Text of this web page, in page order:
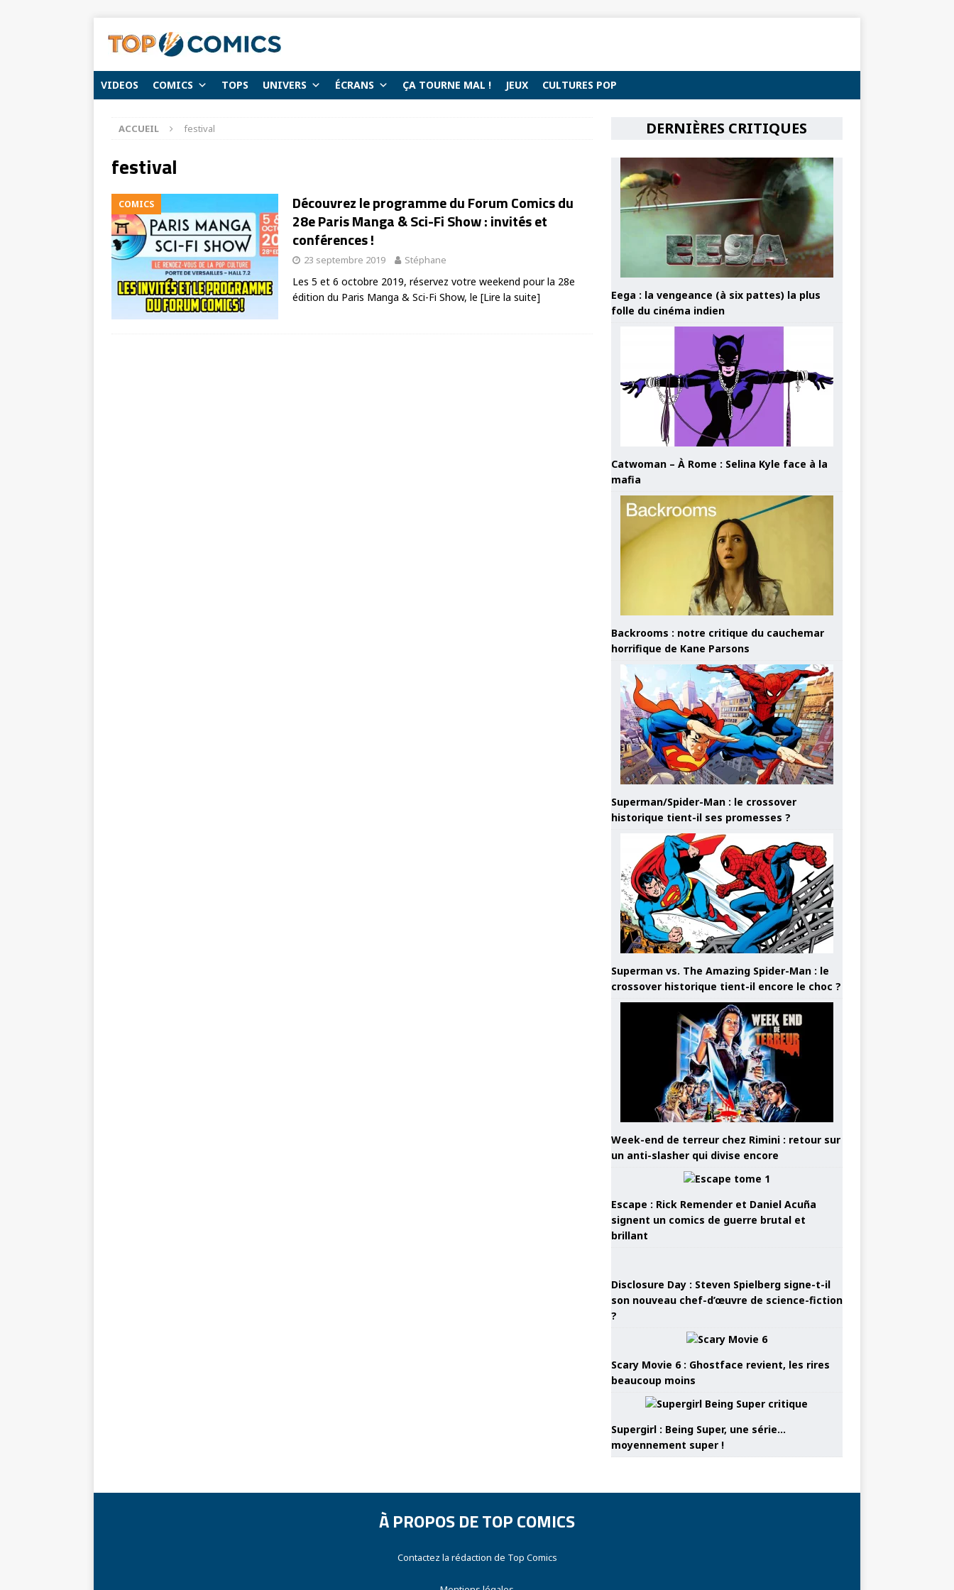
VIDEOS COMICS TOPS UNIVERS ÉCRANS ÇA TOURNE MAL ! JEUX CULTURES POP
ACCUEIL festival
festival
COMICS
Découvrez le programme du Forum Comics du
28e Paris Manga & Sci-Fi Show : invités et
conférences !
23 septembre 2019 Stéphane
Les 5 et 6 octobre 2019, réservez votre weekend pour la 28e
édition du Paris Manga & Sci-Fi Show, le [Lire la suite]
DERNIÈRES CRITIQUES
Eega : la vengeance (à six pattes) la plus
folle du cinéma indien
Catwoman – À Rome : Selina Kyle face à la
mafia
Backrooms : notre critique du cauchemar
horrifique de Kane Parsons
Superman/Spider-Man : le crossover
historique tient-il ses promesses ?
Superman vs. The Amazing Spider-Man : le
crossover historique tient-il encore le choc ?
Week-end de terreur chez Rimini : retour sur
un anti-slasher qui divise encore
Escape : Rick Remender et Daniel Acuña
signent un comics de guerre brutal et
brillant
Disclosure Day : Steven Spielberg signe-t-il
son nouveau chef-d’œuvre de science-fiction
?
Scary Movie 6 : Ghostface revient, les rires
beaucoup moins
Supergirl : Being Super, une série…
moyennement super !
À PROPOS DE TOP COMICS
Contactez la rédaction de Top Comics